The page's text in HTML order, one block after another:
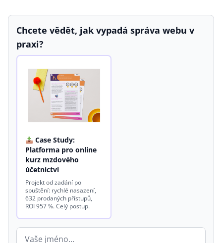
Chcete vědět, jak vypadá správa webu v
praxi?
Case Study:
Platforma pro online
kurz mzdového
účetnictví
Projekt od zadání po
spuštění: rychlé nasazení,
632 prodaných přístupů,
ROI 957 %. Celý postup.